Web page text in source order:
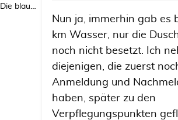
Die blaue Luise
Nun ja, immerhin gab es
km Wasser, nur die
noch nicht besetzt. Ich
diejenigen, die zuerst
Anmeldung und
haben, später zu den
Verpflegungspunkten